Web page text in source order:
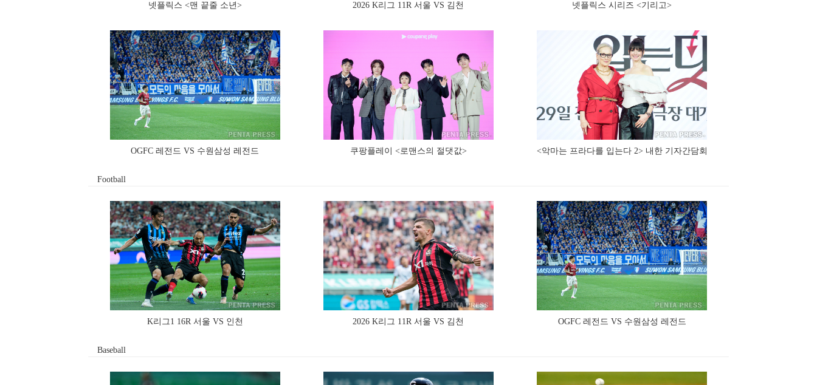
넷플릭스 <맨 끝줄 소년> 2026 K리그 11R 서울 VS 김천 넷플릭스 시리즈 <기리고>
OGFC 레전드 VS 수원삼성 레전드 쿠팡플레이 <로맨스의 절댓값> <악마는 프라다를 입는다 2> 내한 기자간담회
Football
K리그1 16R 서울 VS 인천 2026 K리그 11R 서울 VS 김천 OGFC 레전드 VS 수원삼성 레전드
Baseball